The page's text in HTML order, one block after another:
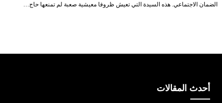
الضمان الاجتماعي. هذه السيدة التي تعيش ظروفا معيشية صعبة لم تمنعها حاج…
أحدث المقالات